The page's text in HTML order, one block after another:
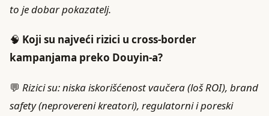
to je dobar pokazatelj.
🧠 Koji su najveći rizici u cross-border
kampanjama preko Douyin-a?
💬 Rizici su: niska iskorišćenost vaučera (loš ROI), brand
safety (neprovereni kreatori), regulatorni i poreski